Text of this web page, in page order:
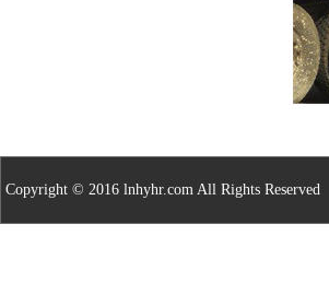
Copyright © 2016 lnhyhr.com All Rights Reserved